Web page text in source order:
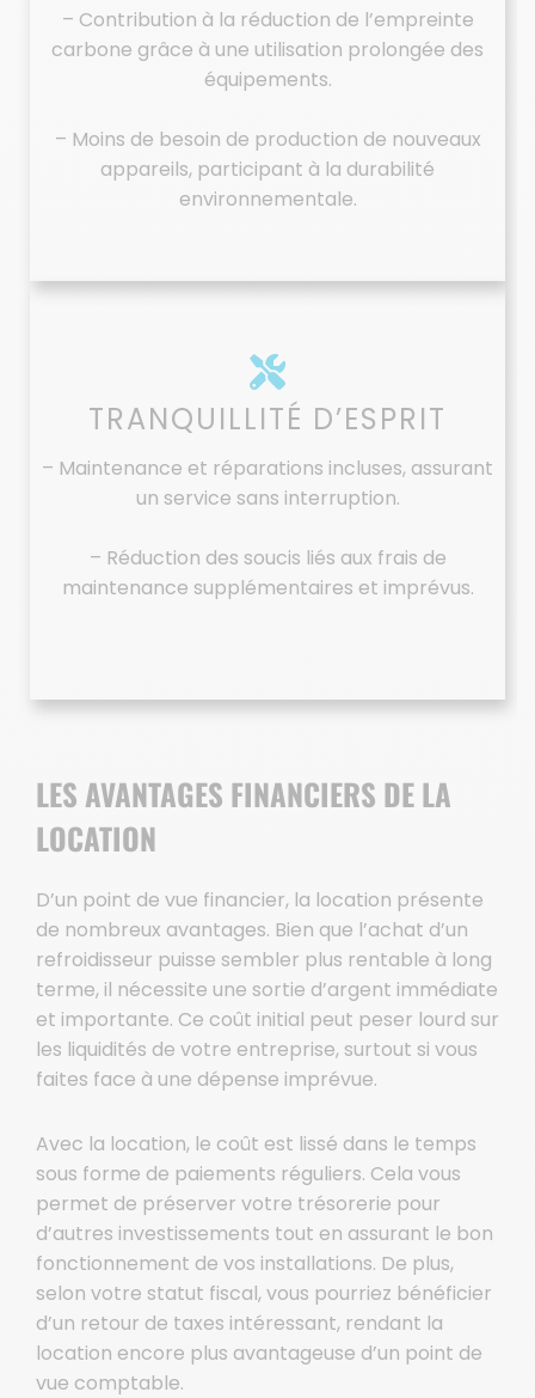
– Contribution à la réduction de l’empreinte
carbone grâce à une utilisation prolongée des
équipements.
– Moins de besoin de production de nouveaux
appareils, participant à la durabilité
environnementale.
TRANQUILLITÉ D’ESPRIT
– Maintenance et réparations incluses, assurant
un service sans interruption.
– Réduction des soucis liés aux frais de
maintenance supplémentaires et imprévus.
LES AVANTAGES FINANCIERS DE LA
LOCATION
D’un point de vue financier, la location présente
de nombreux avantages. Bien que l’achat d’un
refroidisseur puisse sembler plus rentable à long
terme, il nécessite une sortie d’argent immédiate
et importante. Ce coût initial peut peser lourd sur
les liquidités de votre entreprise, surtout si vous
faites face à une dépense imprévue.
Avec la location, le coût est lissé dans le temps
sous forme de paiements réguliers. Cela vous
permet de préserver votre trésorerie pour
d’autres investissements tout en assurant le bon
fonctionnement de vos installations. De plus,
selon votre statut fiscal, vous pourriez bénéficier
d’un retour de taxes intéressant, rendant la
location encore plus avantageuse d’un point de
vue comptable.